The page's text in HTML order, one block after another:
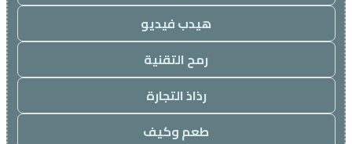
هيدب فيديو
رمح التقنية
رذاذ التجارة
طعم وكيف